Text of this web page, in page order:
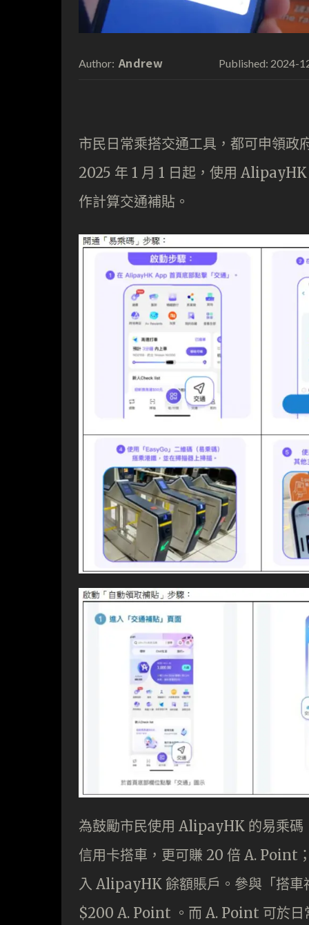
Author: Andrew Published: 2024-
市民日常乘搭交通工具，都可申領政
2025 年 1 月 1 日起，使用
作計算交通補貼。
為鼓勵市民使用 AlipayHK 的易乘
信用卡搭車，更可賺 20 倍 A. Point
入 AlipayHK 餘額賬戶。參與「搭車
$200 A. Point 。而 A. Point 可於日